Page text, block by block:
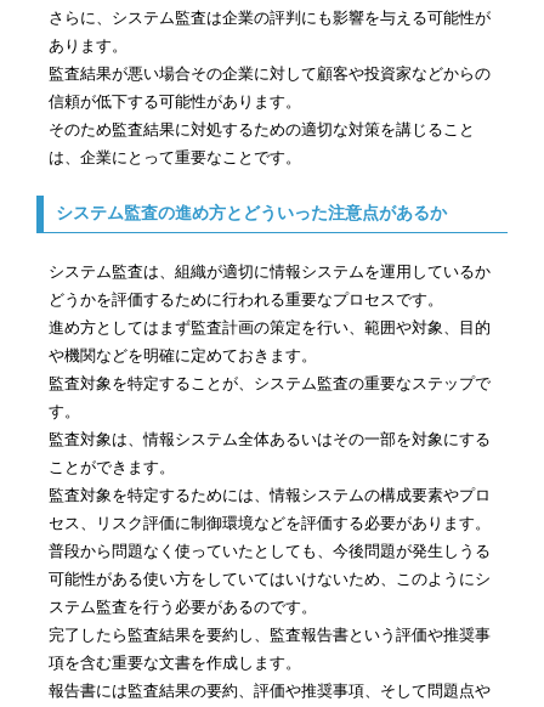
さらに、システム監査は企業の評判にも影響を与える可能性が
あります。
監査結果が悪い場合その企業に対して顧客や投資家などからの
信頼が低下する可能性があります。
そのため監査結果に対処するための適切な対策を講じること
は、企業にとって重要なことです。
システム監査の進め方とどういった注意点があるか
システム監査は、組織が適切に情報システムを運用しているか
どうかを評価するために行われる重要なプロセスです。
進め方としてはまず監査計画の策定を行い、範囲や対象、目的
や機関などを明確に定めておきます。
監査対象を特定することが、システム監査の重要なステップで
す。
監査対象は、情報システム全体あるいはその一部を対象にする
ことができます。
監査対象を特定するためには、情報システムの構成要素やプロ
セス、リスク評価に制御環境などを評価する必要があります。
普段から問題なく使っていたとしても、今後問題が発生しうる
可能性がある使い方をしていてはいけないため、このようにシ
ステム監査を行う必要があるのです。
完了したら監査結果を要約し、監査報告書という評価や推奨事
項を含む重要な文書を作成します。
報告書には監査結果の要約、評価や推奨事項、そして問題点や